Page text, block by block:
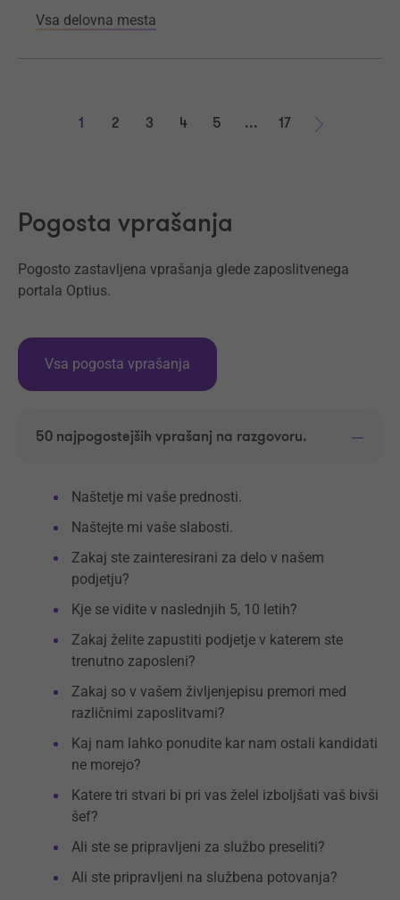
Vsa delovna mesta
1 2 3 4 5 ...
17
Pogosta vprašanja
Pogosto zastavljena vprašanja glede zaposlitvenega
portala Optius.
Vsa pogosta vprašanja
50 najpogostejših vprašanj na razgovoru.
Naštetje mi vaše prednosti.
Naštejte mi vaše slabosti.
Zakaj ste zainteresirani za delo v našem
podjetju?
Kje se vidite v naslednjih 5, 10 letih?
Zakaj želite zapustiti podjetje v katerem ste
trenutno zaposleni?
Zakaj so v vašem življenjepisu premori med
različnimi zaposlitvami?
Kaj nam lahko ponudite kar nam ostali kandidati
ne morejo?
Katere tri stvari bi pri vas želel izboljšati vaš bivši
šef?
Ali ste se pripravljeni za službo preseliti?
Ali ste pripravljeni na službena potovanja?